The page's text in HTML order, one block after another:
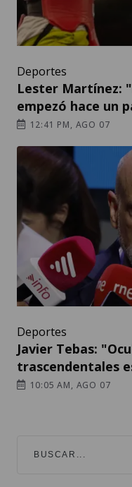
Deportes
Lester Martínez:
empezó hace un
12:41 PM, AGO 07
Deportes
Javier Tebas:
trascendentales
10:05 AM, AGO 07